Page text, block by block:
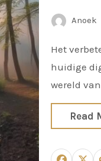
Anoek
Het verbeteren van de vindbaarheid van je website is cruciaal in de
huidige
wereld
Read